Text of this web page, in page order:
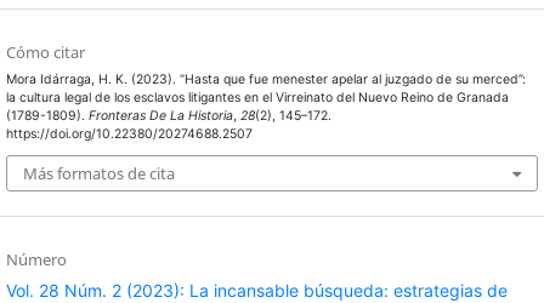
Cómo citar
Mora Idárraga, H. K. (2023). “Hasta que fue menester apelar al juzgado de su merced”:
la cultura legal de los esclavos litigantes en el Virreinato del Nuevo Reino de Granada
(1789-1809). Fronteras De La Historia, 28(2), 145–172.
https://doi.org/10.22380/20274688.2507
Más formatos de cita
Número
Vol. 28 Núm. 2 (2023): La incansable búsqueda: estrategias de